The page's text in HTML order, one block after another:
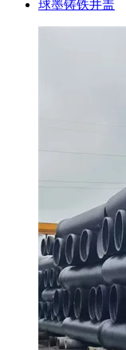
球墨铸铁井盖